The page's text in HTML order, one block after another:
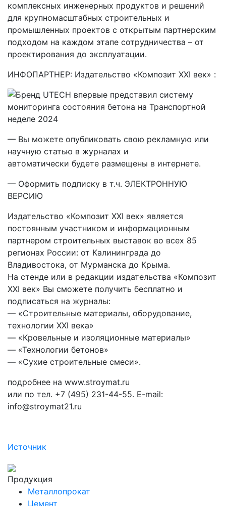
комплексных инженерных продуктов и решений
для крупномасштабных строительных и
промышленных проектов с открытым партнерским
подходом на каждом этапе сотрудничества – от
проектирования до эксплуатации.
ИНФОПАРТНЕР: Издательство «Композит XXI век» :
— Вы можете опубликовать свою рекламную или
научную статью в журналах и
автоматически будете размещены в интернете.
— Оформить подписку в т.ч. ЭЛЕКТРОННУЮ
ВЕРСИЮ
Издательство «Композит XXI век» является
постоянным участником и информационным
партнером строительных выставок во всех 85
регионах России: от Калининграда до
Владивостока, от Мурманска до Крыма.
На стенде или в редакции издательства «Композит
XXI век» Вы сможете получить бесплатно и
подписаться на журналы:
— «Строительные материалы, оборудование,
технологии XXI века»
— «Кровельные и изоляционные материалы»
— «Технологии бетонов»
— «Сухие строительные смеси».
подробнее на www.stroymat.ru
или по тел. +7 (495) 231-44-55. E-mail:
info@stroymat21.ru
Источник
Продукция
Металлопрокат
Цемент